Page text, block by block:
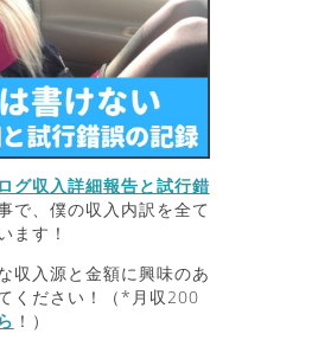
グ収入詳細報告と試行錯
で、僕の収入内訳を全て
ます！
収入源と金額に興味のあ
ください！（*月収200
！）